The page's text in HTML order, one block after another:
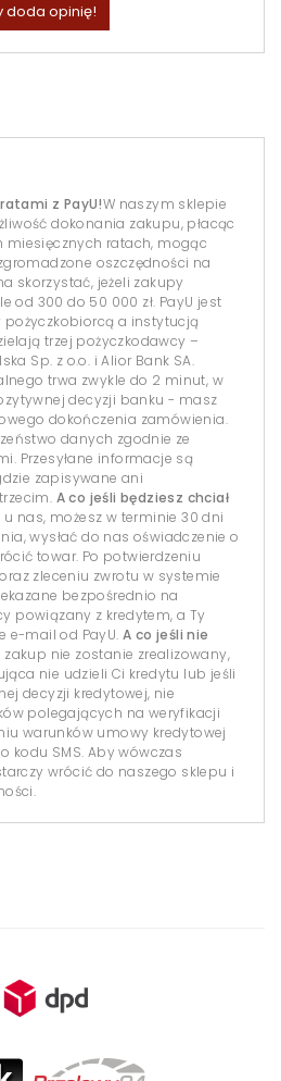
doda opinię!
z PayU!W naszym sklepie
dokonania zakupu, płacąc
miesięcznych ratach, mogąc
oszczędności na
skorzystać, jeżeli zakupy
od 300 do 50 000 zł. PayU jest
a instytucją
trzej pożyczkodawcy –
Sp. z o.o. i Alior Bank SA.
trwa zwykle do 2 minut, w
decyzji banku - masz
dokończenia zamówienia.
danych zgodnie ze
Przesyłane informacje są
zapisywane ani
A co jeśli będziesz chciał
u nas, możesz w terminie 30 dni
wysłać do nas oświadczenie o
towar. Po potwierdzeniu
zleceniu zwrotu w systemie
bezpośrednio na
powiązany z kredytem, a Ty
e-mail od PayU. A co jeśli nie
zakup nie zostanie zrealizowany,
nie udzieli Ci kredytu lub jeśli
decyzji kredytowej, nie
polegających na weryfikacji
warunków umowy kredytowej
kodu SMS. Aby wówczas
wrócić do naszego sklepu i